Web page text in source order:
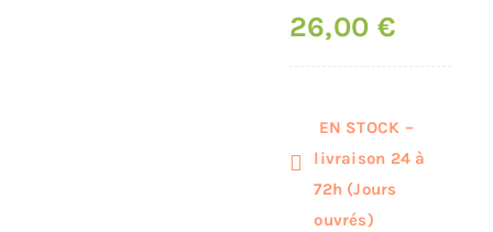
26,00€
EN STOCK –
livraison 24 à
72h (Jours
ouvrés)